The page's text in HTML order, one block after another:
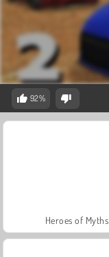
92%
Heroes of Myths